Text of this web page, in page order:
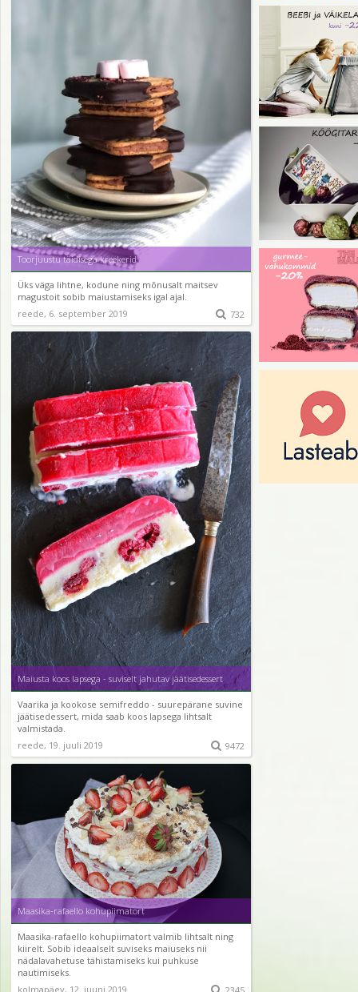
Toorjuustu täidisega kreekerid
Üks väga lihtne, kodune ning mõnusalt maitsev
magustoit sobib maiustamiseks igal ajal.
reede, 6. september 2019
 732
Maiusta koos lapsega - suviselt jahutav jäätisedessert
Vaarika ja kookose semifreddo - suurepärane suvine
jäätisedessert, mida saab koos lapsega lihtsalt
valmistada.
reede, 19. juuli 2019
 9472
Maasika-rafaello kohupiimatort
Maasika-rafaello kohupiimatort valmib lihtsalt ning
kiirelt. Sobib ideaalselt suviseks maiuseks nii
nädalavahetuse tähistamiseks kui puhkuse
nautimiseks.
kolmapäev, 12. juuni 2019
